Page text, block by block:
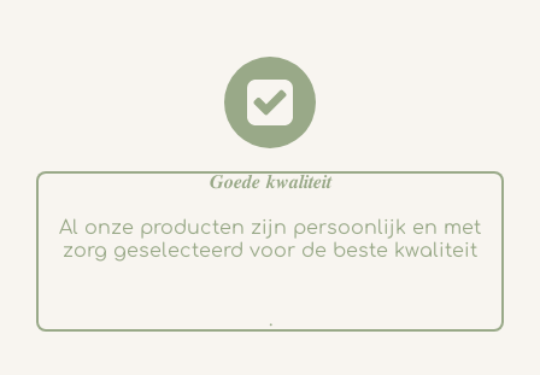
𝑮𝒐𝒆𝒅𝒆 𝒌𝒘𝒂𝒍𝒊𝒕𝒆𝒊𝒕
Al onze producten zijn persoonlijk en met
zorg geselecteerd voor de beste kwaliteit
.